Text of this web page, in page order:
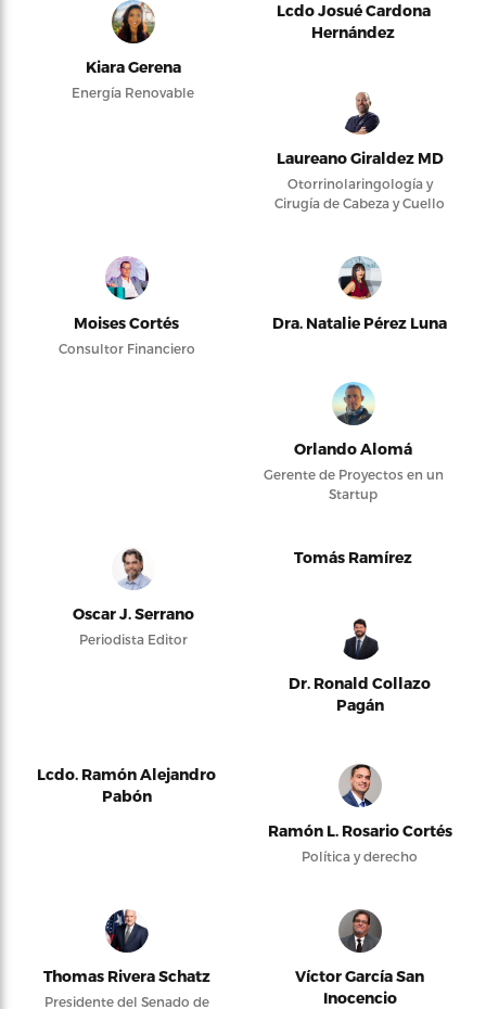
Kiara Gerena
Energía Renovable
Lcdo Josué Cardona
Hernández
Laureano Giraldez MD
Otorrinolaringología y
Cirugía de Cabeza y Cuello
Moises Cortés
Consultor Financiero
Dra. Natalie Pérez Luna
Orlando Alomá
Gerente de Proyectos en un
Startup
Oscar J. Serrano
Periodista Editor
Tomás Ramírez
Dr. Ronald Collazo
Pagán
Lcdo. Ramón Alejandro
Pabón
Ramón L. Rosario Cortés
Política y derecho
Thomas Rivera Schatz
Presidente del Senado de
Víctor García San
Inocencio